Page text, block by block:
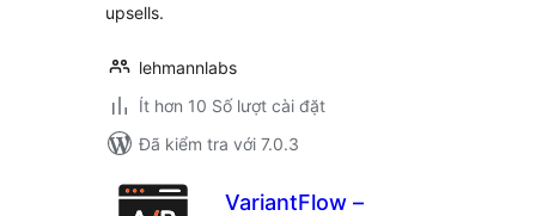
upsells.
lehmannlabs
Ít hơn 10 Số lượt cài đặt
Đã kiểm tra với 7.0.3
VariantFlow –